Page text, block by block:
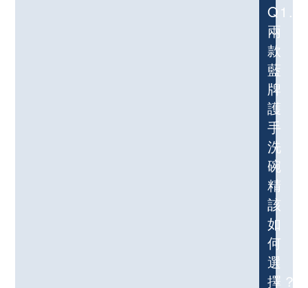
Q1.
兩
款
藍
牌
護
手
洗
碗
精
該
如
何
選
擇？